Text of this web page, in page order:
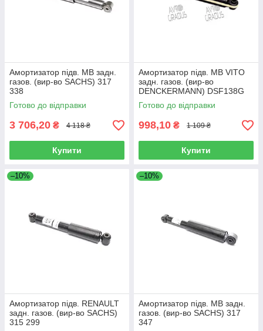
Амортизатор підв. MB задн.
газов. (вир-во SACHS) 317
338
Готово до відправки
3 706,20 ₴ 4 118 ₴
Купити
Амортизатор підв. MB VITO
задн. газов. (вир-во
DENCKERMANN) DSF138G
Готово до відправки
998,10 ₴ 1 109 ₴
Купити
–10%
Амортизатор підв. RENAULT
задн. газов. (вир-во SACHS)
315 299
–10%
Амортизатор підв. MB задн.
газов. (вир-во SACHS) 317
347